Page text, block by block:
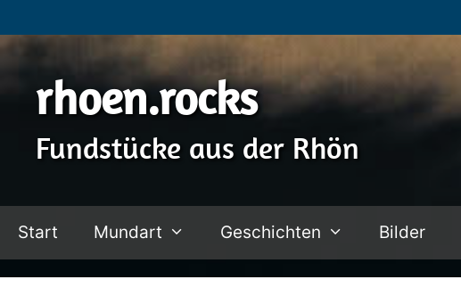
Inhalt
rhoen.rocks
Fundstücke aus der Rhön
Start Mundart Geschichten Bilder